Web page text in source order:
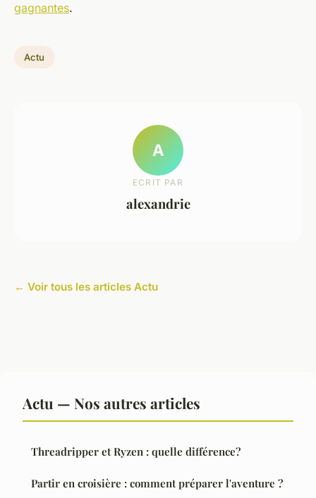
gagnantes.
Actu
A
ECRIT PAR
alexandrie
← Voir tous les articles Actu
Actu — Nos autres articles
Threadripper et Ryzen : quelle différence?
Partir en croisière : comment préparer l'aventure ?